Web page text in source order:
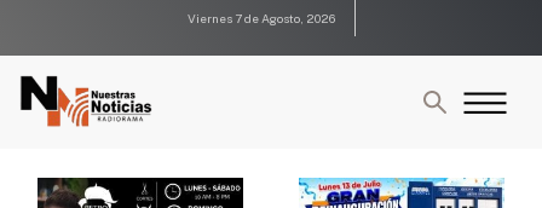
Viernes 7 de Agosto, 2026